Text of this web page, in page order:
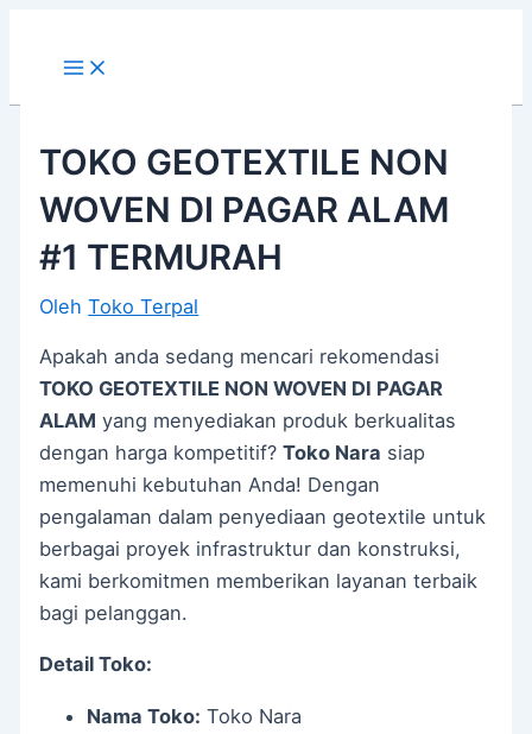
konten
TOKO GEOTEXTILE NON
WOVEN DI PAGAR ALAM
#1 TERMURAH
OlehToko Terpal
Apakah anda sedang mencari rekomendasi
TOKO GEOTEXTILE NON WOVEN DI PAGAR
ALAM yang menyediakan produk berkualitas
dengan harga kompetitif?Toko Nara siap
memenuhi kebutuhan Anda! Dengan
pengalaman dalam penyediaan geotextile untuk
berbagai proyek infrastruktur dan konstruksi,
kami berkomitmen memberikan layanan terbaik
bagi pelanggan.
Detail Toko:
Nama Toko: Toko Nara